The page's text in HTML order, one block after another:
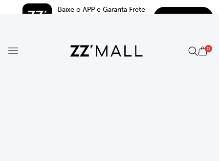
Baixe o APP e Garanta Frete
0